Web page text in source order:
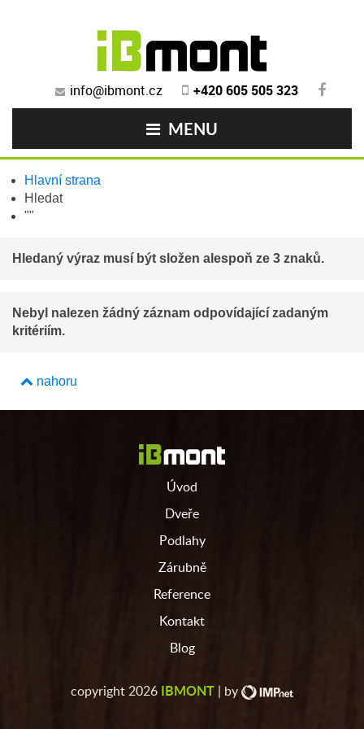
info@ibmont.cz +420 605 505 323
MENU
Hlavní strana
Hledat
""
Hledaný výraz musí být složen alespoň ze 3 znaků.
Nebyl nalezen žádný záznam odpovídající zadaným
kritériím.
nahoru
Úvod
Dveře
Podlahy
Zárubně
Reference
Kontakt
Blog
copyright 2026 IBMONT | by